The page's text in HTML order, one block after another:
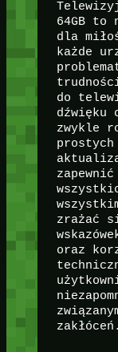
64GB to
dla
każde
do
dźwięku
zwykle
prostych
zrażać
oraz
zakłóceń.